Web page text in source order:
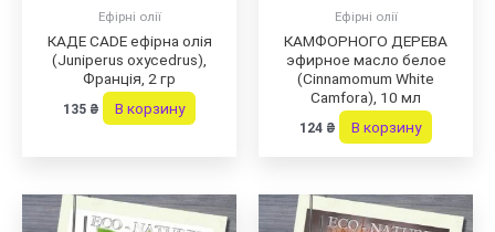
Ефірні олії
КАДЕ CADE ефірна олія
(Juniperus oxycedrus),
Франція, 2 гр
135 ₴ В корзину
Ефірні олії
КАМФОРНОГО ДЕРЕВА
эфирное масло белое
(Cinnamomum White
Camfora), 10 мл
124 ₴ В корзину